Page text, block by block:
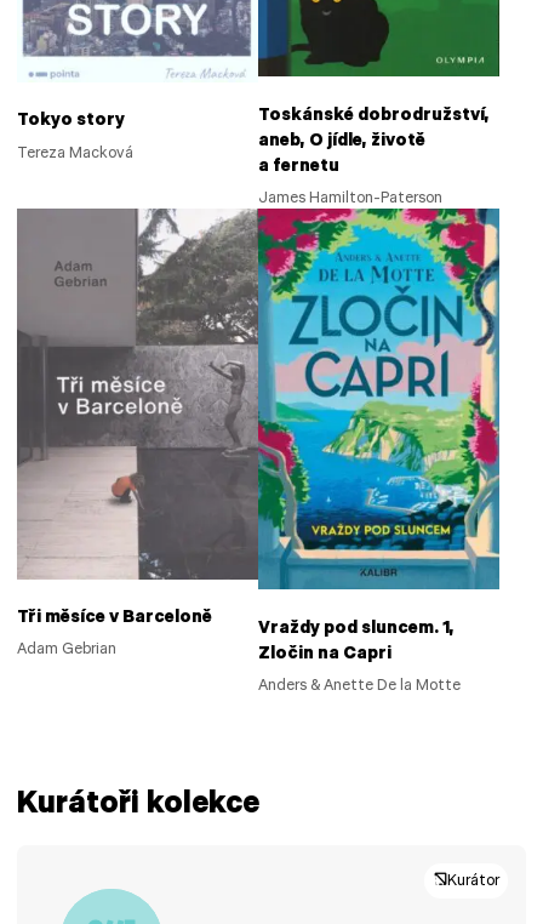
Tokyo story
Tereza Macková
Toskánské dobrodružství,
aneb, O jídle, životě
a fernetu
James Hamilton-Paterson
Tři měsíce v Barceloně
Adam Gebrian
Vraždy pod sluncem. 1,
Zločin na Capri
Anders & Anette De la Motte
Kurátoři kolekce
Kurátor